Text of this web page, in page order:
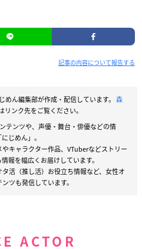
記事の内容について報告する
めん編集部が作成・配信しています。 森
リンク先をご覧ください。
テンツや、声優・舞台・俳優などの情
じめん」。
キャラクター作品、VTuberなどストリー
報を幅広くお届けしています。
活（推し活）お役立ち情報など、女性オ
ツも発信しています。
ACTOR